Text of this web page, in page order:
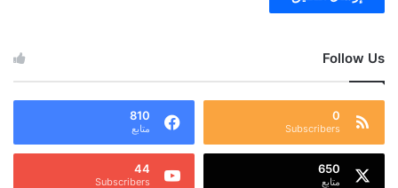
Follow Us
0
Subscribers
810
متابع
650
متابع
44
Subscribers